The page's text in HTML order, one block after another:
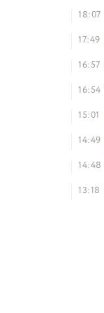
18:07
17:49
16:57
16:54
15:01
14:49
14:48
13:18